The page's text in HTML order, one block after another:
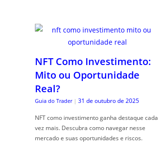
NFT Como Investimento:
Mito ou Oportunidade
Real?
Guia do Trader | 31 de outubro de 2025
NFT como investimento ganha destaque cada
vez mais. Descubra como navegar nesse
mercado e suas oportunidades e riscos.